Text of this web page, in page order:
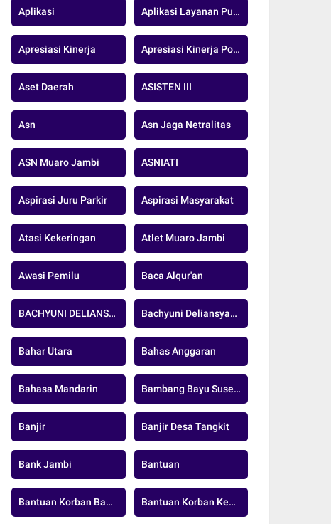
Aplikasi Aplikasi Layanan Publik
Apresiasi Kinerja Apresiasi Kinerja Polda Jambi
Aset Daerah ASISTEN III
Asn Asn Jaga Netralitas
ASN Muaro Jambi ASNIATI
Aspirasi Juru Parkir Aspirasi Masyarakat
Atasi Kekeringan Atlet Muaro Jambi
Awasi Pemilu Baca Alqur'an
BACHYUNI DELIANSYAH Bachyuni Deliansyah Pj Bupati Muaro Jambi
Bahar Utara Bahas Anggaran
Bahasa Mandarin Bambang Bayu Suseno
Banjir Banjir Desa Tangkit
Bank Jambi Bantuan
Bantuan Korban Banjir Bantuan Korban Kebakaran